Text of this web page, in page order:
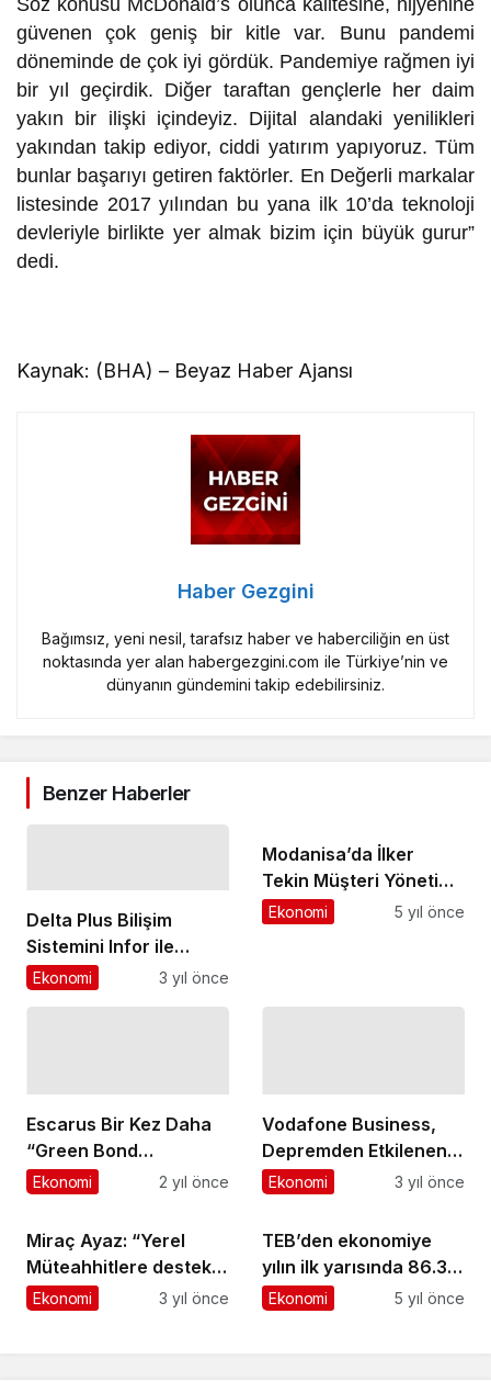
güvenen çok geniş bir kitle var. Bunu pandemi
döneminde de çok iyi gördük. Pandemiye rağmen iyi
bir yıl geçirdik. Diğer taraftan gençlerle her daim
yakın bir ilişki içindeyiz. Dijital alandaki yenilikleri
yakından takip ediyor, ciddi yatırım yapıyoruz. Tüm
bunlar başarıyı getiren faktörler. En Değerli markalar
listesinde 2017 yılından bu yana ilk 10’da teknoloji
devleriyle birlikte yer almak bizim için büyük gurur”
dedi.
Kaynak: (BHA) – Beyaz Haber Ajansı
Haber Gezgini
Bağımsız, yeni nesil, tarafsız haber ve haberciliğin en üst
noktasında yer alan habergezgini.com ile Türkiye’nin ve
dünyanın gündemini takip edebilirsiniz.
Benzer Haberler
Delta Plus Bilişim
Sistemini Infor ile
Modernize Ediyor
Ekonomi 3 yıl önce
Modanisa’da İlker
Tekin Müşteri Yönetimi
Ekiplerinden Sorumlu
Ekonomi 5 yıl önce
Escarus Bir Kez Daha
“Green Bond
Principles" Danışma
Ekonomi 2 yıl önce
Vodafone Business,
Depremden Etkilenen
İşletmelerin Yanında
Ekonomi 3 yıl önce
Miraç Ayaz: “Yerel
Müteahhitlere destek
sağlanması şart”
Ekonomi 3 yıl önce
TEB’den ekonomiye
yılın ilk yarısında 86.3
milyar TL destek
Ekonomi 5 yıl önce